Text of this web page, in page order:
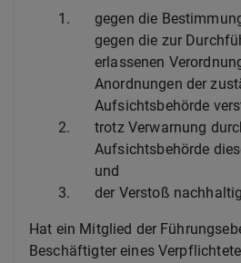
1.
gegen die
gegen die zur
erlassenen
Anordnungen der
Aufsichtsbehörde
2.
trotz Verwarnung
Aufsichtsbehörde
und
3.
der Verstoß
Hat ein Mitglied der
Beschäftigter eines